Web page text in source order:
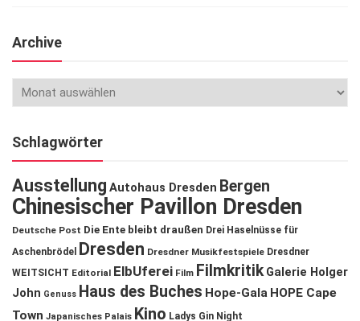
Archive
Schlagwörter
Ausstellung Autohaus Dresden Bergen
Chinesischer Pavillon Dresden
Deutsche Post Die Ente bleibt draußen Drei Haselnüsse für
Aschenbrödel
Dresden Dresdner Musikfestspiele Dresdner
WEITSICHT Editorial ElbUferei Film Filmkritik Galerie Holger
John Genuss Haus des Buches Hope-Gala HOPE Cape
Town Japanisches Palais Kino Ladys Gin Night